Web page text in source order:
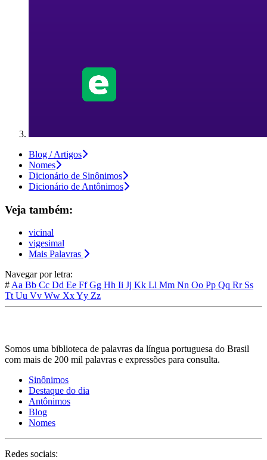
Blog / Artigos
Nomes
Dicionário de Sinônimos
Dicionário de Antônimos
Veja também:
vicinal
vigesimal
Mais Palavras
Navegar por letra:
#Aa Bb Cc Dd Ee FfGg Hh Ii Jj Kk Ll Mm Nn Oo Pp Qq Rr Ss
TtUu Vv Ww XxYy Zz
Somos uma biblioteca de palavras da língua portuguesa do Brasil
com mais de 200 mil palavras e expressões para consulta.
Sinônimos
Destaque do dia
Antônimos
Blog
Nomes
Redes sociais: